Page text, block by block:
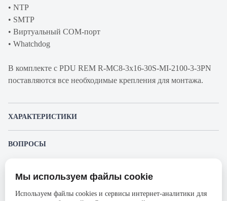
• NTP
• SMTP
• Виртуальный COM-порт
• Whatchdog
В комплекте с PDU REM R-MC8-3x16-30S-MI-2100-3-3PN
поставляются все необходимые крепления для монтажа.
ХАРАКТЕРИСТИКИ
Производитель
Rem
ВОПРОСЫ
Представленные изображения и характеристики могут отличаться от реального
без предварительного уведомления. Компания АйДистрибьют не несёт
Мы используем файлы cookie
Используем файлы cookies и сервисы интернет-аналитики для